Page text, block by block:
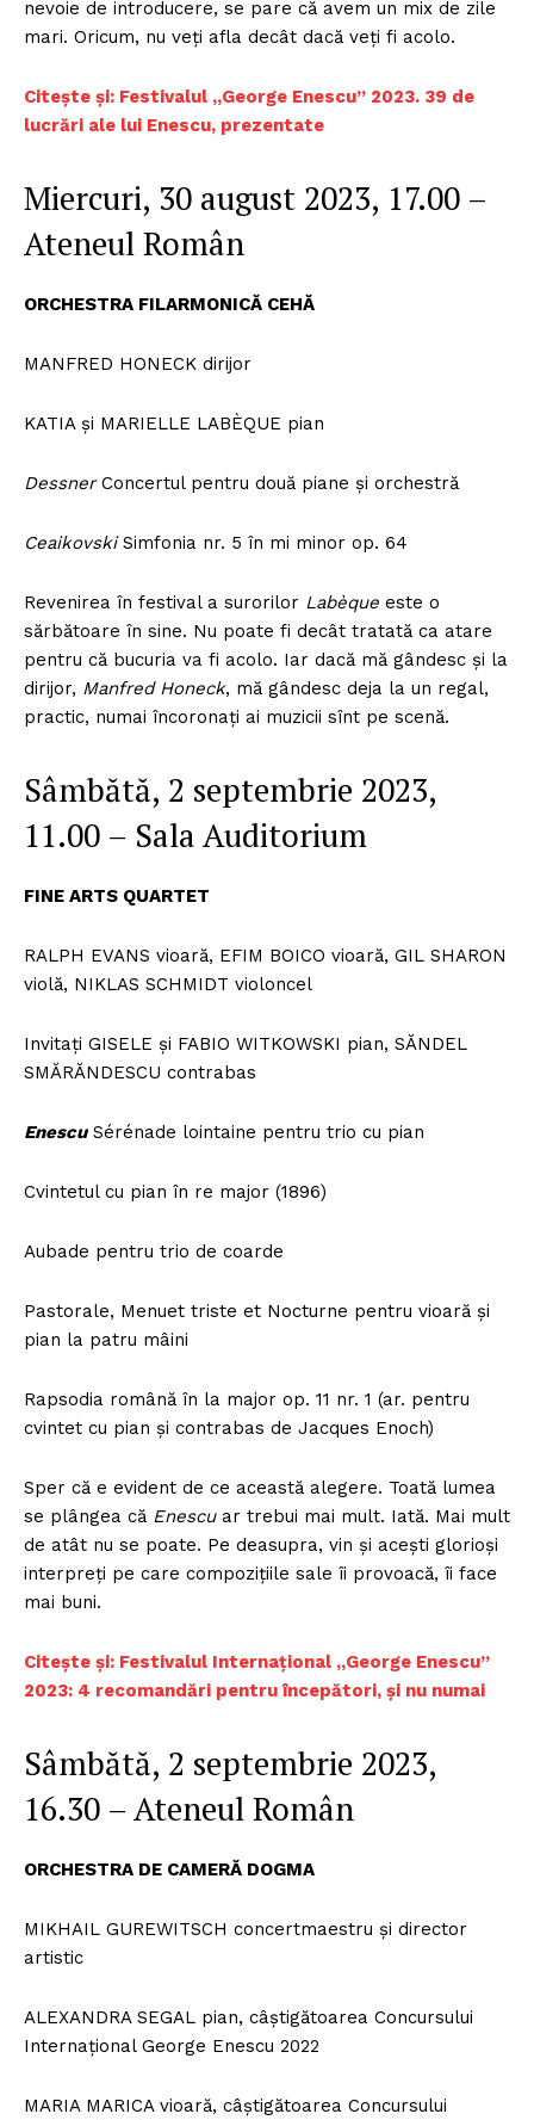
nevoie de introducere, se pare că avem un mix de zile
mari. Oricum, nu veți afla decât dacă veți fi acolo.
Citește și: Festivalul „George Enescu” 2023. 39 de
lucrări ale lui Enescu, prezentate
Miercuri, 30 august 2023, 17.00 –
Ateneul Român
ORCHESTRA FILARMONICĂ CEHĂ
MANFRED HONECK dirijor
KATIA și MARIELLE LABÈQUE pian
DessnerConcertul pentru două piane și orchestră
CeaikovskiSimfonia nr. 5 în mi minor op. 64
Revenirea în festival a surorilor Labèque este o
sărbătoare în sine. Nu poate fi decât tratată ca atare
pentru că bucuria va fi acolo. Iar dacă mă gândesc și la
dirijor, Manfred Honeck, mă gândesc deja la un regal,
practic, numai încoronați ai muzicii sînt pe scenă.
Sâmbătă, 2 septembrie 2023,
11.00 – Sala Auditorium
FINE ARTS QUARTET
RALPH EVANS vioară, EFIM BOICO vioară, GIL SHARON
violă, NIKLAS SCHMIDT violoncel
Invitați GISELE și FABIO WITKOWSKI pian, SĂNDEL
SMĂRĂNDESCU contrabas
EnescuSérénade lointaine pentru trio cu pian
Cvintetul cu pian în re major (1896)
Aubade pentru trio de coarde
Pastorale, Menuet triste et Nocturne pentru vioară și
pian la patru mâini
Rapsodia română în la major op. 11 nr. 1 (ar. pentru
cvintet cu pian și contrabas de Jacques Enoch)
Sper că e evident de ce această alegere. Toată lumea
se plângea că Enescuar trebui mai mult. Iată. Mai mult
de atât nu se poate. Pe deasupra, vin și acești glorioși
interpreți pe care compozițiile sale îi provoacă, îi face
mai buni.
Citește și: Festivalul Internațional „George Enescu”
2023: 4 recomandări pentru începători, și nu numai
Sâmbătă, 2 septembrie 2023,
16.30 – Ateneul Român
ORCHESTRA DE CAMERĂ DOGMA
MIKHAIL GUREWITSCH concertmaestru și director
artistic
ALEXANDRA SEGAL pian, câștigătoarea Concursului
Internațional George Enescu 2022
MARIA MARICA vioară, câștigătoarea Concursului